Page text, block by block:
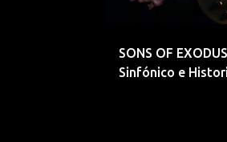
SONS OF
Sinfónico e